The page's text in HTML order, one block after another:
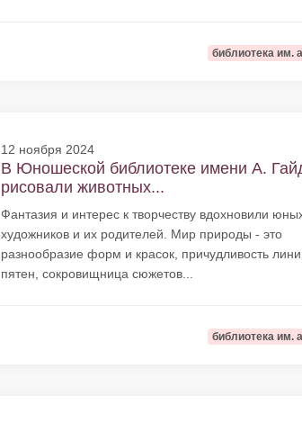
библиотека им.
12 ноября 2024
В Юношеской библиотеке имени А.
рисовали животных...
Фантазия и интерес к творчеству вдохновили
художников и их родителей. Мир природы - это
разнообразие форм и красок, причудливость
пятен, сокровищница сюжетов...
библиотека им.